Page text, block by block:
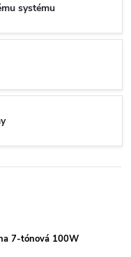
systému
7-tónová 100W